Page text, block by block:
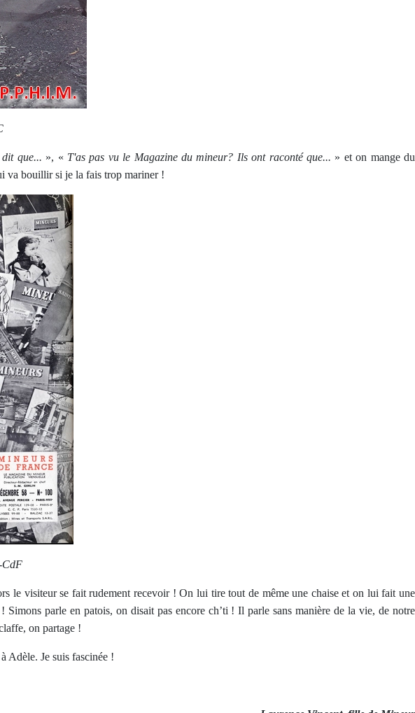
que... », « T'as pas vu le Magazine du mineur? Ils ont raconté que... » et on mange du
va bouillir si je la fais trop mariner !
CdF
le visiteur se fait rudement recevoir ! On lui tire tout de même une chaise et on lui fait une
parle en patois, on disait pas encore ch’ti ! Il parle sans manière de la vie, de notre
on partage !
Adèle. Je suis fascinée !